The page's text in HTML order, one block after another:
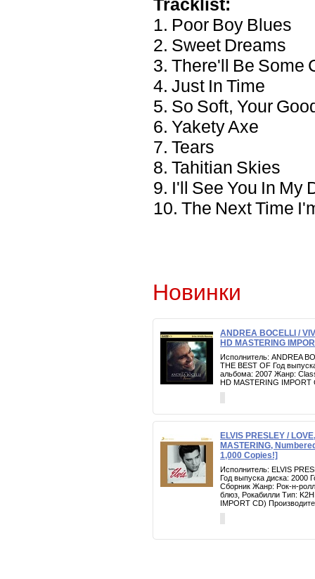
Tracklist:
1. Poor Boy Blues
2. Sweet Dreams
3. There'll Be Some
4. Just In Time
5. So Soft, Your
6. Yakety Axe
7. Tears
8. Tahitian Skies
9. I'll See You In My
10. The Next Time
Новинки
ANDREA BOCELLI /
HD MASTERING
Исполнитель: ANDREA
THE BEST OF Год
альбома: 2007 Жанр:
HD MASTERING IMPORT
ELVIS PRESLEY /
MASTERING,
1,000 Copies!]
Исполнитель: ELVIS
Год выпуска диска: 2000
Сборник Жанр: Рок-н-
блюз, Рокабилли Тип:
IMPORT CD)